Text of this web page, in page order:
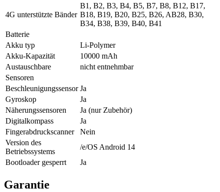
4G unterstützte Bänder
B1, B2, B3, B4, B5, B7, B8, B12, B17,
B18, B19, B20, B25, B26, AB28, B30,
B34, B38, B39, B40, B41
Batterie
Akku typ
Li-Polymer
Akku-Kapazität
10000 mAh
Austauschbare
nicht entnehmbar
Sensoren
Beschleunigungssensor Ja
Gyroskop
Ja
Näherungssensoren
Ja (nur Zubehör)
Digitalkompass
Ja
Fingerabdruckscanner
Nein
Version des
Betriebssystems
/e/OS Android 14
Bootloader gesperrt
Ja
Garantie